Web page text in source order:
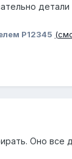
P12345
Оно все